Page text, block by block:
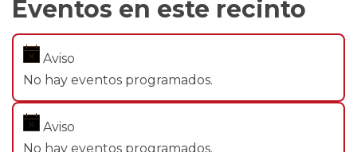
Eventos en este recinto
Aviso
No hay eventos programados.
Aviso
No hay eventos programados.